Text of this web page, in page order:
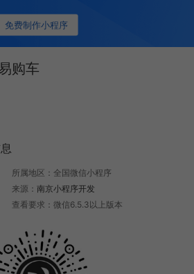
免费制作小程序
购车
所属地区：全国微信小程序
来源： 南京小程序开发
查看要求：微信6.5.3以上版本